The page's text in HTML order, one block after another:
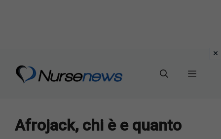
Menu
Afrojack, chi è e quanto